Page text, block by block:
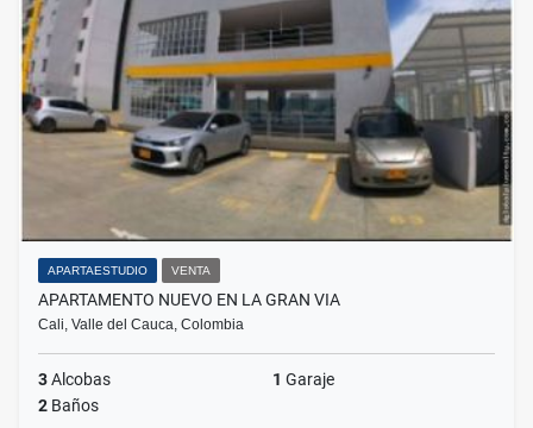
APARTAESTUDIO VENTA
APARTAMENTO NUEVO EN LA GRAN VIA
Cali, Valle del Cauca, Colombia
3Alcobas 1 Garaje
2 Baños